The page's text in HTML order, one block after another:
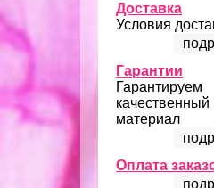
Доставка
Условия
Гарантии
Гарантируем
качественный
материал
Оплата